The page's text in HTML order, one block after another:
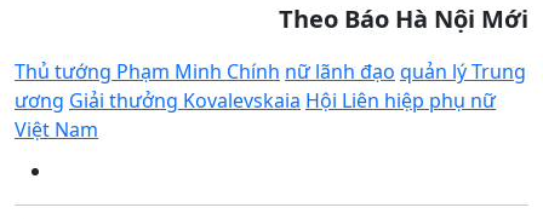
Theo Báo Hà Nội Mới
Thủ tướng Phạm Minh Chính nữ lãnh đạo quản lý Trung
ương Giải thưởng Kovalevskaia Hội Liên hiệp phụ nữ
Việt Nam